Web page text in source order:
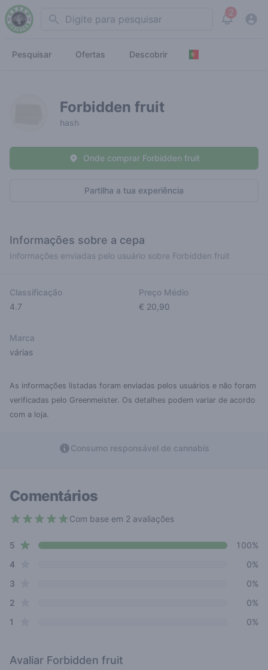
Search 2
View
Pesquisar Ofertas Descobrir
Forbidden fruit
hash
Partilha a tua experiência
Onde comprar Forbidden fruit
Informações sobre a cepa
Informações enviadas pelo usuário sobre Forbidden fruit
Classificação
4.7
Preço Médio
€ 20,90
Marca
várias
As informações listadas foram enviadas pelos usuários e não foram
verificadas pelo Greenmeister. Os detalhes podem variar de acordo
com a loja.
Consumo responsável de cannabis
Comentários
Com base em 2 avaliações
Review data
5 star reviews
100%
4star reviews
0%
3
0%
2
0%
1
0%
Avaliar Forbidden fruit